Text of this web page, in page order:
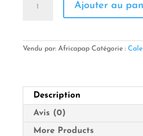
FACE
120G
Ajouter au
Vendu par: Africapap Catégorie :
Description
Avis (0)
More Products